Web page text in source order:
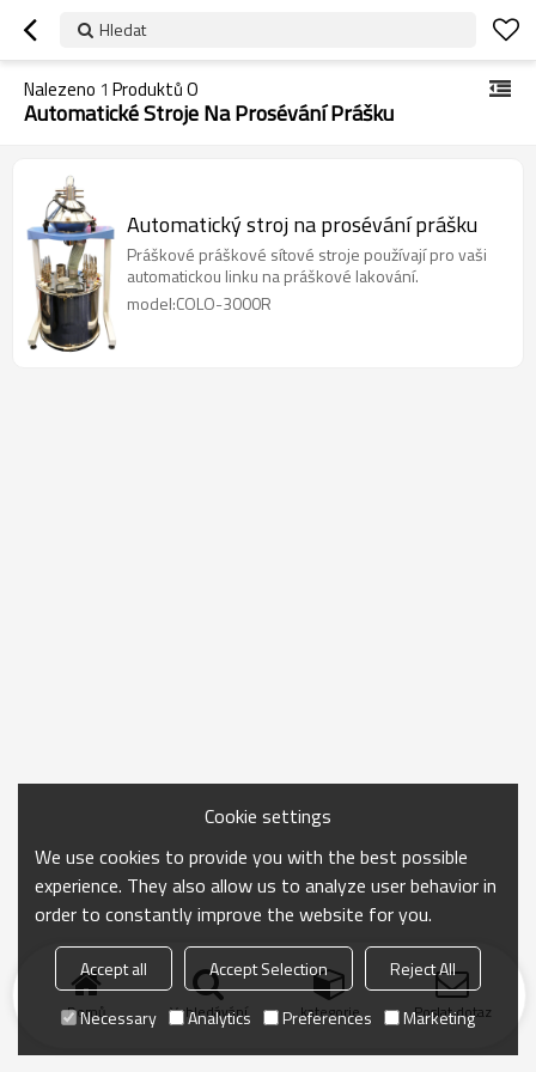
Hledat
Nalezeno 1 Produktů O
Automatické Stroje Na Prosévání Prášku
Automatický stroj na prosévání prášku
Práškové práškové sítové stroje používají pro vaši
automatickou linku na práškové lakování.
model:COLO-3000R
Domů Vyhledávání kategorie Poslat dotaz
Cookie settings
We use cookies to provide you with the best possible
experience. They also allow us to analyze user behavior in
order to constantly improve the website for you.
Accept all Accept Selection
Reject All
Necessary
Analytics Preferences Marketing